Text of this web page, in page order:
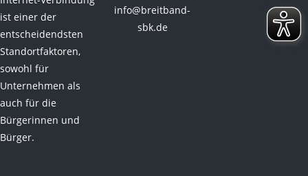
ist einer der
entscheidendsten
Standortfaktoren,
sowohl für
Unternehmen als
auch für die
Bürgerinnen und
Bürger.
info@breitband-
sbk.de